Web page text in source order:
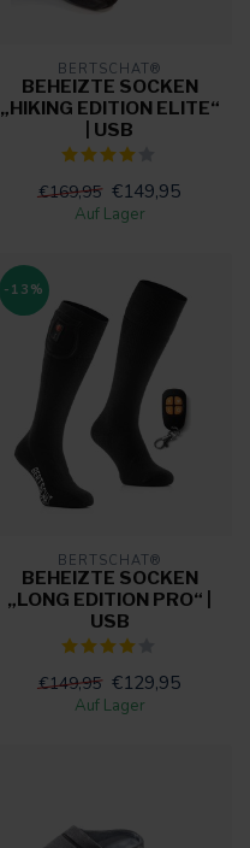
BERTSCHAT®
BEHEIZTE SOCKEN
„HIKING EDITION ELITE“
| USB
€169,95 €149,95
Auf Lager
-13%
BERTSCHAT®
BEHEIZTE SOCKEN
„LONG EDITION PRO“ |
USB
€149,95 €129,95
Auf Lager